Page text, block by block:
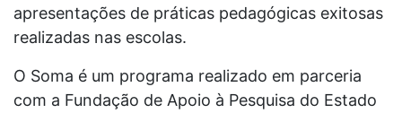
apresentações de práticas pedagógicas exitosas
realizadas nas escolas.
O Soma é um programa realizado em parceria
com a Fundação de Apoio à Pesquisa do Estado